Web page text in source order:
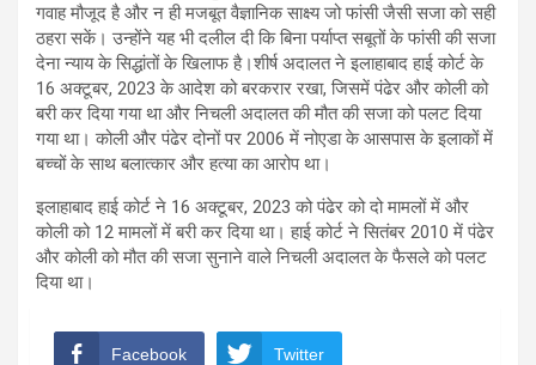
गवाह मौजूद है और न ही मजबूत वैज्ञानिक साक्ष्य जो फांसी जैसी सजा को सही
ठहरा सकें। उन्होंने यह भी दलील दी कि बिना पर्याप्त सबूतों के फांसी की सजा
देना न्याय के सिद्धांतों के खिलाफ है।शीर्ष अदालत ने इलाहाबाद हाई कोर्ट के
16 अक्टूबर, 2023 के आदेश को बरकरार रखा, जिसमें पंढेर और कोली को
बरी कर दिया गया था और निचली अदालत की मौत की सजा को पलट दिया
गया था। कोली और पंढेर दोनों पर 2006 में नोएडा के आसपास के इलाकों में
बच्चों के साथ बलात्कार और हत्या का आरोप था।
इलाहाबाद हाई कोर्ट ने 16 अक्टूबर, 2023 को पंढेर को दो मामलों में और
कोली को 12 मामलों में बरी कर दिया था। हाई कोर्ट ने सितंबर 2010 में पंढेर
और कोली को मौत की सजा सुनाने वाले निचली अदालत के फैसले को पलट
दिया था।
Facebook Twitter